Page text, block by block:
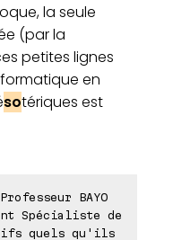
la seule
(par la
petites lignes
en
sotériques est
Professeur BAYO
Spécialiste de
quels qu'ils